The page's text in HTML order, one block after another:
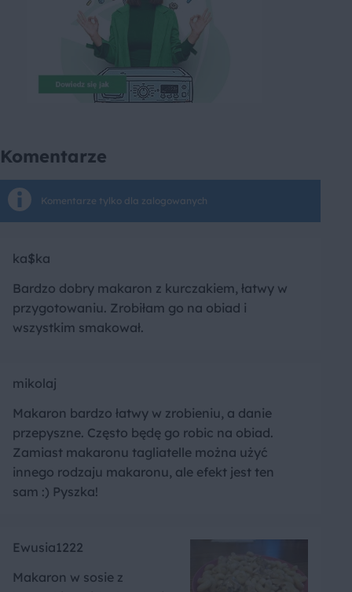
Komentarze
Komentarze tylko dla zalogowanych
ka$ka
Bardzo dobry makaron z kurczakiem, łatwy w
przygotowaniu. Zrobiłam go na obiad i
wszystkim smakował.
mikolaj
Makaron bardzo łatwy w zrobieniu, a danie
przepyszne. Często będę go robic na obiad.
Zamiast makaronu tagliatelle można użyć
innego rodzaju makaronu, ale efekt jest ten
sam :) Pyszka!
Ewusia1222
Makaron w sosie z